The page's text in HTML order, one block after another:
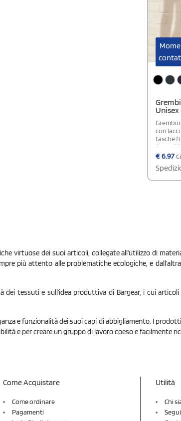
Unisex
con
tasche
fino a
35%
€6,97
virtuose dei suoi articoli, collegate all’utilizzo di
più attento alle problematiche ecologiche, e
dei tessuti e sull’idea produttiva di Bargear, i cui
e funzionalità dei suoi capi di abbigliamento. I
e per creare un gruppo di lavoro coeso e facilmente
Come Acquistare
Come ordinare
Pagamenti
Utilità
Chi